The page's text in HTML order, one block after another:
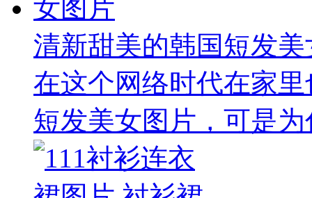
清新甜美的韩国短发
在这个网络时代在家
短发美女图片，可是